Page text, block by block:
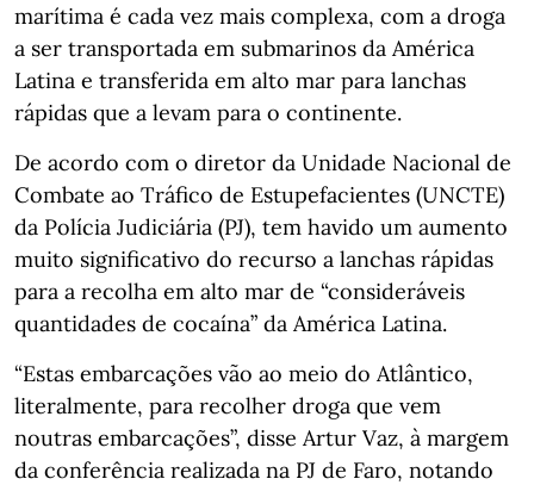
marítima é cada vez mais complexa, com a droga
a ser transportada em submarinos da América
Latina e transferida em alto mar para lanchas
rápidas que a levam para o continente.
De acordo com o diretor da Unidade Nacional de
Combate ao Tráfico de Estupefacientes (UNCTE)
da Polícia Judiciária (PJ), tem havido um aumento
muito significativo do recurso a lanchas rápidas
para a recolha em alto mar de “consideráveis
quantidades de cocaína” da América Latina.
“Estas embarcações vão ao meio do Atlântico,
literalmente, para recolher droga que vem
noutras embarcações”, disse Artur Vaz, à margem
da conferência realizada na PJ de Faro, notando